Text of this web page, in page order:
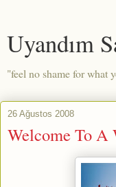
Uyandım
"feel no shame for what
26 Ağustos 2008
Welcome To A